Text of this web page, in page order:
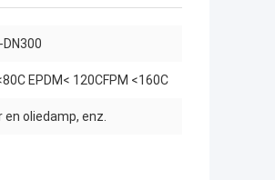
DN300
EPDM< 120CFPM <160C
en oliedamp, enz.